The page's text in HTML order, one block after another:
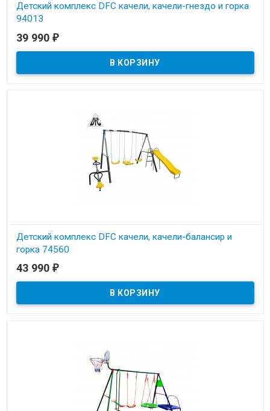
Детский комплекс DFC качели, качели-гнездо и горка
94013
В наличии
39 990 ₽
Детский комплекс DFC качели, качели-балансир и
горка 74560
В наличии
43 990 ₽